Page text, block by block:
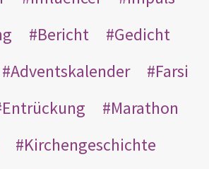
Bericht
Gedicht
Adventskalender
Farsi
Entrückung
Marathon
Kirchengeschichte